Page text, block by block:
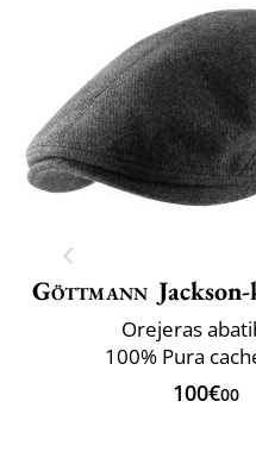
Göttmann
Orejeras
100% Pura
100€00